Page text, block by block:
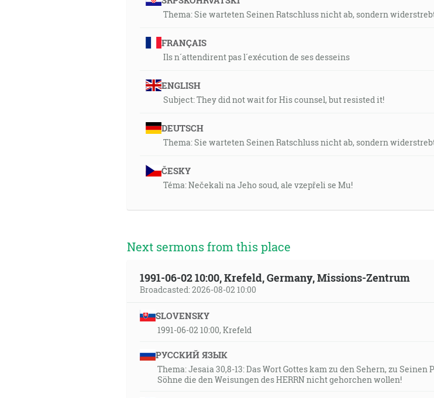
Thema: Sie warteten Seinen Ratschluss nicht ab, sondern
FRANÇAIS
Ils n´attendirent pas l´exécution de ses desseins
ENGLISH
Subject: They did not wait for His counsel, but resisted it!
DEUTSCH
Thema: Sie warteten Seinen Ratschluss nicht ab, sondern
ČESKY
Téma: Nečekali na Jeho soud, ale vzepřeli se Mu!
Next sermons from this place
1991-06-02 10:00, Krefeld, Germany, Missions-Zentrum
Broadcasted: 2026-08-02 10:00
SLOVENSKY
1991-06-02 10:00, Krefeld
РУССКИЙ ЯЗЫК
Thema: Jesaia 30,8-13: Das Wort Gottes kam zu den Sehern, zu
Söhne die den Weisungen des HERRN nicht gehorchen wollen!